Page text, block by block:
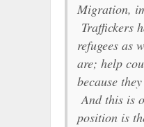
Migration,
Traffickers
refugees as
are; help
because
And this is
position is